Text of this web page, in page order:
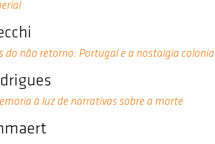
do não retorno: Portugal e a nostalgia
à luz de narrativas sobre a morte